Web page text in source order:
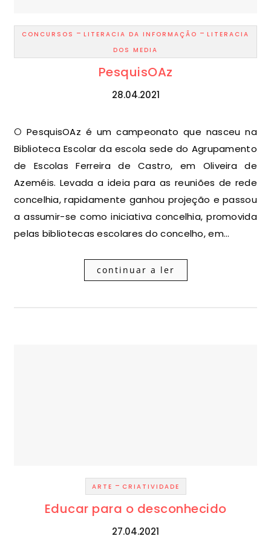
CONCURSOS - LITERACIA DA INFORMAÇÃO - LITERACIA
DOS MEDIA
PesquisOAz
28.04.2021
O PesquisOAz é um campeonato que nasceu na
Biblioteca Escolar da escola sede do Agrupamento
de Escolas Ferreira de Castro, em Oliveira de
Azeméis. Levada a ideia para as reuniões de rede
concelhia, rapidamente ganhou projeção e passou
a assumir-se como iniciativa concelhia, promovida
pelas bibliotecas escolares do concelho, em…
continuar a ler
ARTE - CRIATIVIDADE
Educar para o desconhecido
27.04.2021